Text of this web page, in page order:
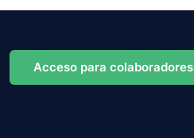
Acceso para colaboradores